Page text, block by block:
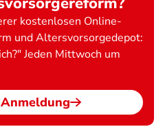
kostenlosen Online-
und Altersvorsorgedepot:
Jeden Mittwoch um